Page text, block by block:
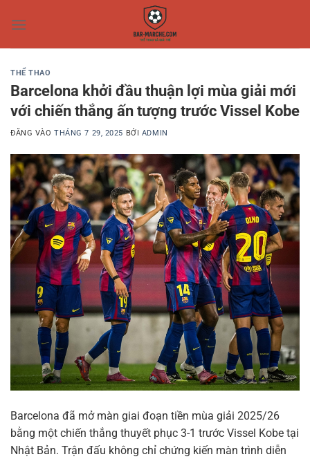
qua
THỂ THAO
Barcelona khởi đầu thuận lợi mùa giải mới
với chiến thắng ấn tượng trước Vissel Kobe
ĐĂNG VÀOTHÁNG 7 29, 2025 BỞI ADMIN
Barcelona đã mở màn giai đoạn tiền mùa giải 2025/26
bằng một chiến thắng thuyết phục 3-1 trước Vissel Kobe tại
Nhật Bản. Trận đấu không chỉ chứng kiến màn trình diễn